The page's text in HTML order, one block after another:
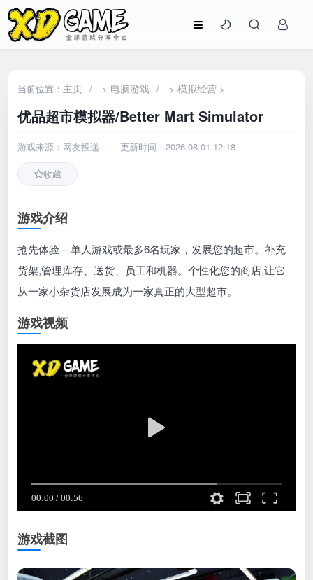
当前位置： 主页 / > 电脑游戏 / >模拟经营 >
优品超市模拟器/Better Mart Simulator
游戏来源：网友投递 更新时间：2026-08-01 12:18
收藏
游戏介绍
抢先体验 – 单人游戏或最多6名玩家，发展您的超市。补充
货架,管理库存、送货、员工和机器。个性化您的商店,让它
从一家小杂货店发展成为一家真正的大型超市。
游戏视频
游戏截图